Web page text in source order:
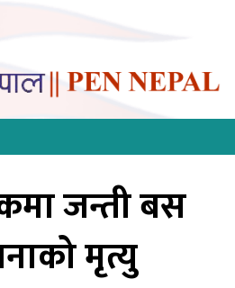
जन्ती बस
मृत्यु